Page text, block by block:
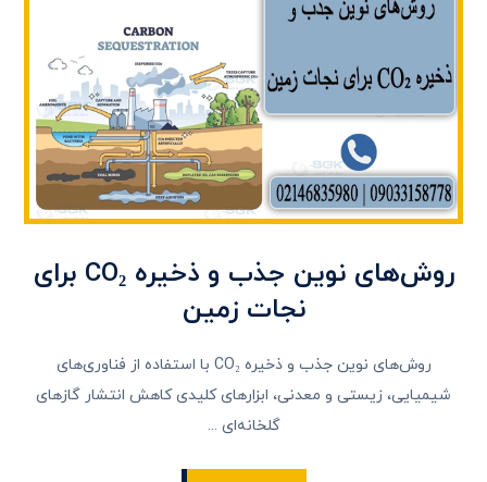
روش‌های نوین جذب و ذخیره CO₂ برای
نجات زمین
روش‌های نوین جذب و ذخیره CO₂ با استفاده از فناوری‌های
شیمیایی، زیستی و معدنی، ابزارهای کلیدی کاهش انتشار گازهای
گلخانه‌ای ...